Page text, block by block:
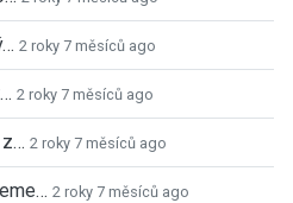
2 roky 7 měsíců ago
2 roky 7 měsíců ago
z… 2 roky 7 měsíců ago
2 roky 7 měsíců ago